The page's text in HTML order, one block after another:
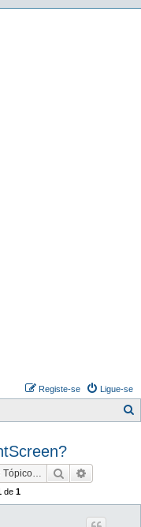
Ligue-se
Registe-se
i
Pesquisar
de 1